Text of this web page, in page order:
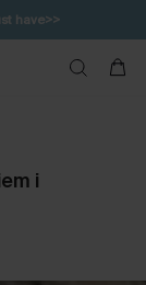
have>>
i